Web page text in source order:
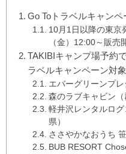
Go Toトラベルキャンペ
10月1日以降の東京
（金）12:00～販売
TAKIBIキャンプ場予約
ラベルキャンペーン対
エバーグリーンプレ
森のラブキャビン（
軽井沢レンタルロ
県）
ささやかなおうち
BUB RESORT